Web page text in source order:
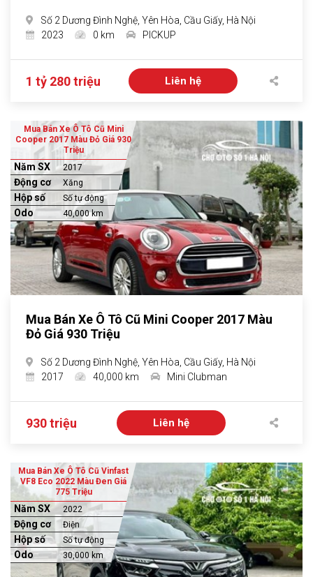
Số 2 Dương Đình Nghệ, Yên Hòa, Cầu Giấy, Hà Nội
2023
0 km PICKUP
1 tỷ 280 triệu Liên hệ
Mua Bán Xe Ô Tô Cũ Mini
Cooper 2017 Màu Đỏ Giá 930
Triệu
Năm SX 2017
Động cơ Xăng
Hộp số Số tự động
Odo 40,000 km
Mua Bán Xe Ô Tô Cũ Mini Cooper 2017 Màu
Đỏ Giá 930 Triệu
Số 2 Dương Đình Nghệ, Yên Hòa, Cầu Giấy, Hà Nội
2017
40,000 km Mini Clubman
930 triệu Liên hệ
Mua Bán Xe Ô Tô Cũ Vinfast
VF8 Eco 2022 Màu Đen Giá
775 Triệu
Năm SX 2022
Động cơ Điện
Hộp số Số tự động
Odo 30,000 km